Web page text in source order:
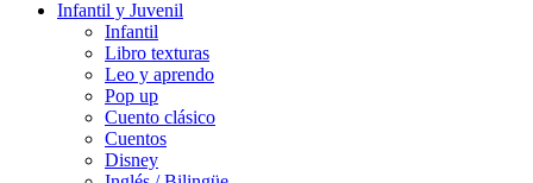
Infantil y Juvenil
Infantil
Libro texturas
Leo y aprendo
Pop up
Cuento clásico
Cuentos
Disney